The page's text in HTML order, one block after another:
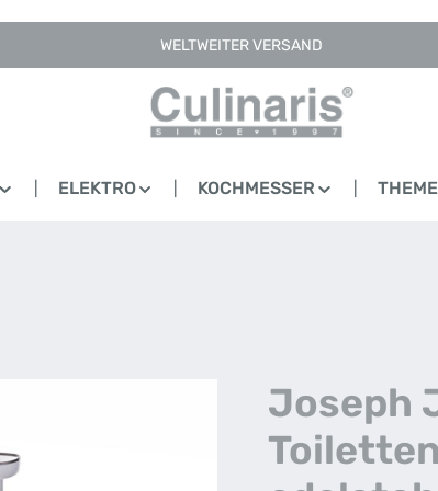
WELTWEITER VERSAND
ELEKTRO KOCHMESSER
Joseph